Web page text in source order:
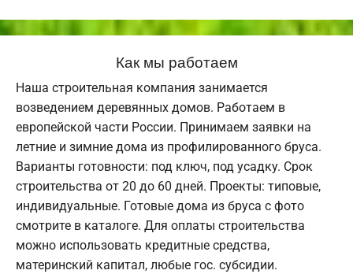
Как мы работаем
Наша строительная компания занимается
возведением деревянных домов. Работаем в
европейской части России. Принимаем заявки на
летние и зимние дома из профилированного бруса.
Варианты готовности: под ключ, под усадку. Срок
строительства от 20 до 60 дней. Проекты: типовые,
индивидуальные. Готовые дома из бруса с фото
смотрите в каталоге. Для оплаты строительства
можно использовать кредитные средства,
материнский капитал, любые гос. субсидии.